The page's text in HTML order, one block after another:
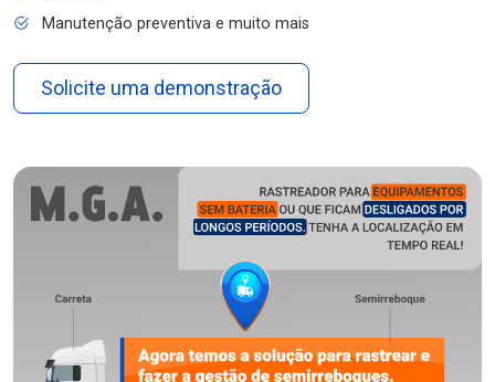
Manutenção preventiva e muito mais
Solicite uma demonstração